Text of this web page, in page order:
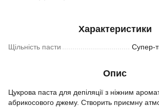
Характеристики
Щільність пасти Супер-
Опис
Цукрова паста для депіляції з ніжним
абрикосового джему. Створить приємну